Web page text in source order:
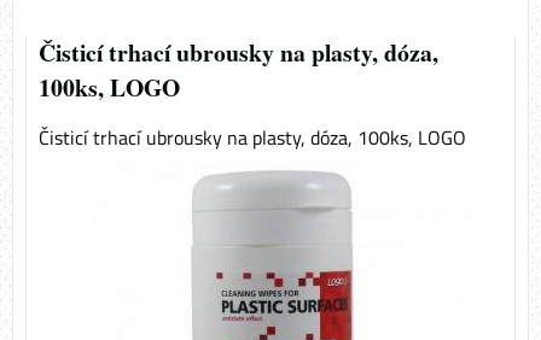
Čisticí trhací ubrousky na plasty, dóza,
100ks, LOGO
Čisticí trhací ubrousky na plasty, dóza, 100ks, LOGO